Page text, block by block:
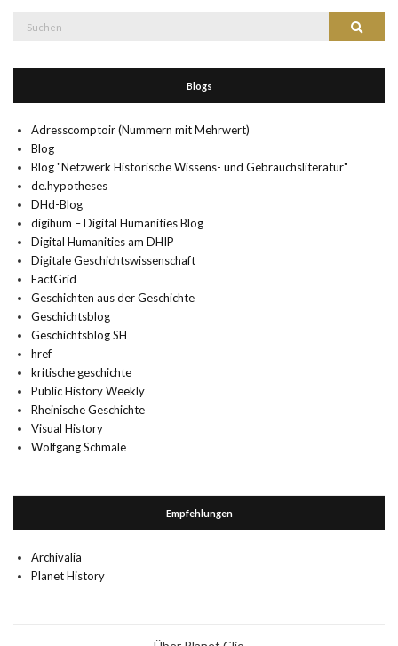
Suchen
Blogs
Adresscomptoir (Nummern mit Mehrwert)
Blog
Blog "Netzwerk Historische Wissens- und Gebrauchsliteratur"
de.hypotheses
DHd-Blog
digihum – Digital Humanities Blog
Digital Humanities am DHIP
Digitale Geschichtswissenschaft
FactGrid
Geschichten aus der Geschichte
Geschichtsblog
Geschichtsblog SH
href
kritische geschichte
Public History Weekly
Rheinische Geschichte
Visual History
Wolfgang Schmale
Empfehlungen
Archivalia
Planet History